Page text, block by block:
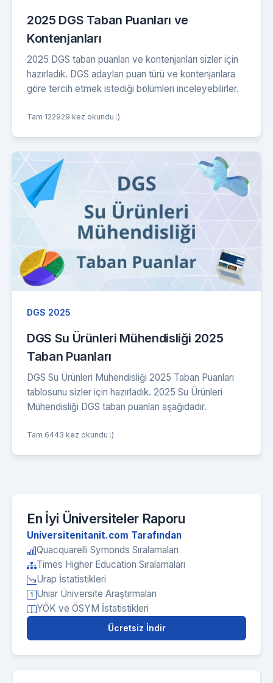
2025 DGS Taban Puanları ve
Kontenjanları
2025 DGS taban puanları ve kontenjanları sizler için
hazırladık. DGS adayları puan türü ve kontenjanlara
göre tercih etmek istediği bölümleri inceleyebilirler.
Tam 122929 kez okundu :)
DGS 2025
DGS Su Ürünleri Mühendisliği 2025
Taban Puanları
DGS Su Ürünleri Mühendisliği 2025 Taban Puanları
tablosunu sizler için hazırladık. 2025 Su Ürünleri
Mühendisliği DGS taban puanları aşağıdadır.
Tam 6443 kez okundu :)
En İyi Üniversiteler Raporu
Universitenitanit.com Tarafından
Quacquarelli Symonds Sıralamaları
Times Higher Education Sıralamaları
Urap İstatistikleri
Uniar Üniversite Araştırmaları
YÖK ve ÖSYM İstatistikleri
Ücretsiz İndir